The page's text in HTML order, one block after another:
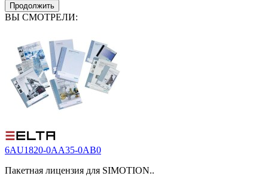
Продолжить
ВЫ СМОТРЕЛИ:
6AU1820-0AA35-0AB0
Пакетная лицензия для SIMOTION..